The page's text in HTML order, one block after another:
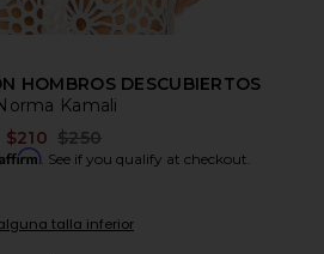
HOMBROS DESCUBIERTOS
Kamali
$210 Previous price:
$250
Affirm. See if you qualify at checkout.
talla inferior